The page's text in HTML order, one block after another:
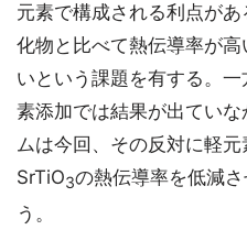
元素で構成される利点が
化物と比べて熱伝導率が
いという課題を有する。
素添加では結果が出てい
ムは今回、その反対に軽元
SrTiO3の熱伝導率を低減
う。